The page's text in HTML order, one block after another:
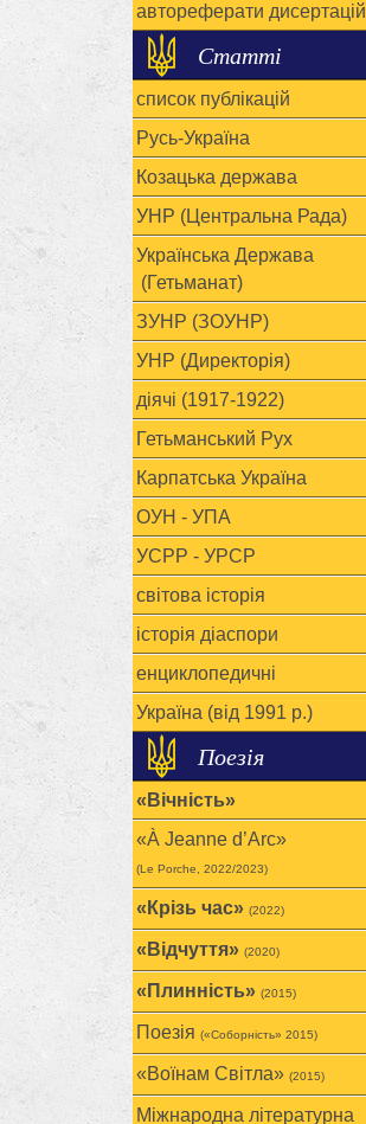
автореферати дисертацій
Статті
список публікацій
Русь-Україна
Козацька держава
УНР (Центральна Рада)
Українська Держава
(Гетьманат)
ЗУНР (ЗОУНР)
УНР (Директорія)
діячі (1917-1922)
Гетьманський Рух
Карпатська Україна
ОУН - УПА
УСРР - УРСР
світова історія
історія діаспори
енциклопедичні
Україна (від 1991 р.)
Поезія
«Вічність»
«À Jeanne d’Arc»
(Le Porche, 2022/2023)
«Крізь час» (2022)
«Відчуття» (2020)
«Плинність» (2015)
Поезія («Соборність» 2015)
«Воїнам Cвітла» (2015)
Міжнародна літературна